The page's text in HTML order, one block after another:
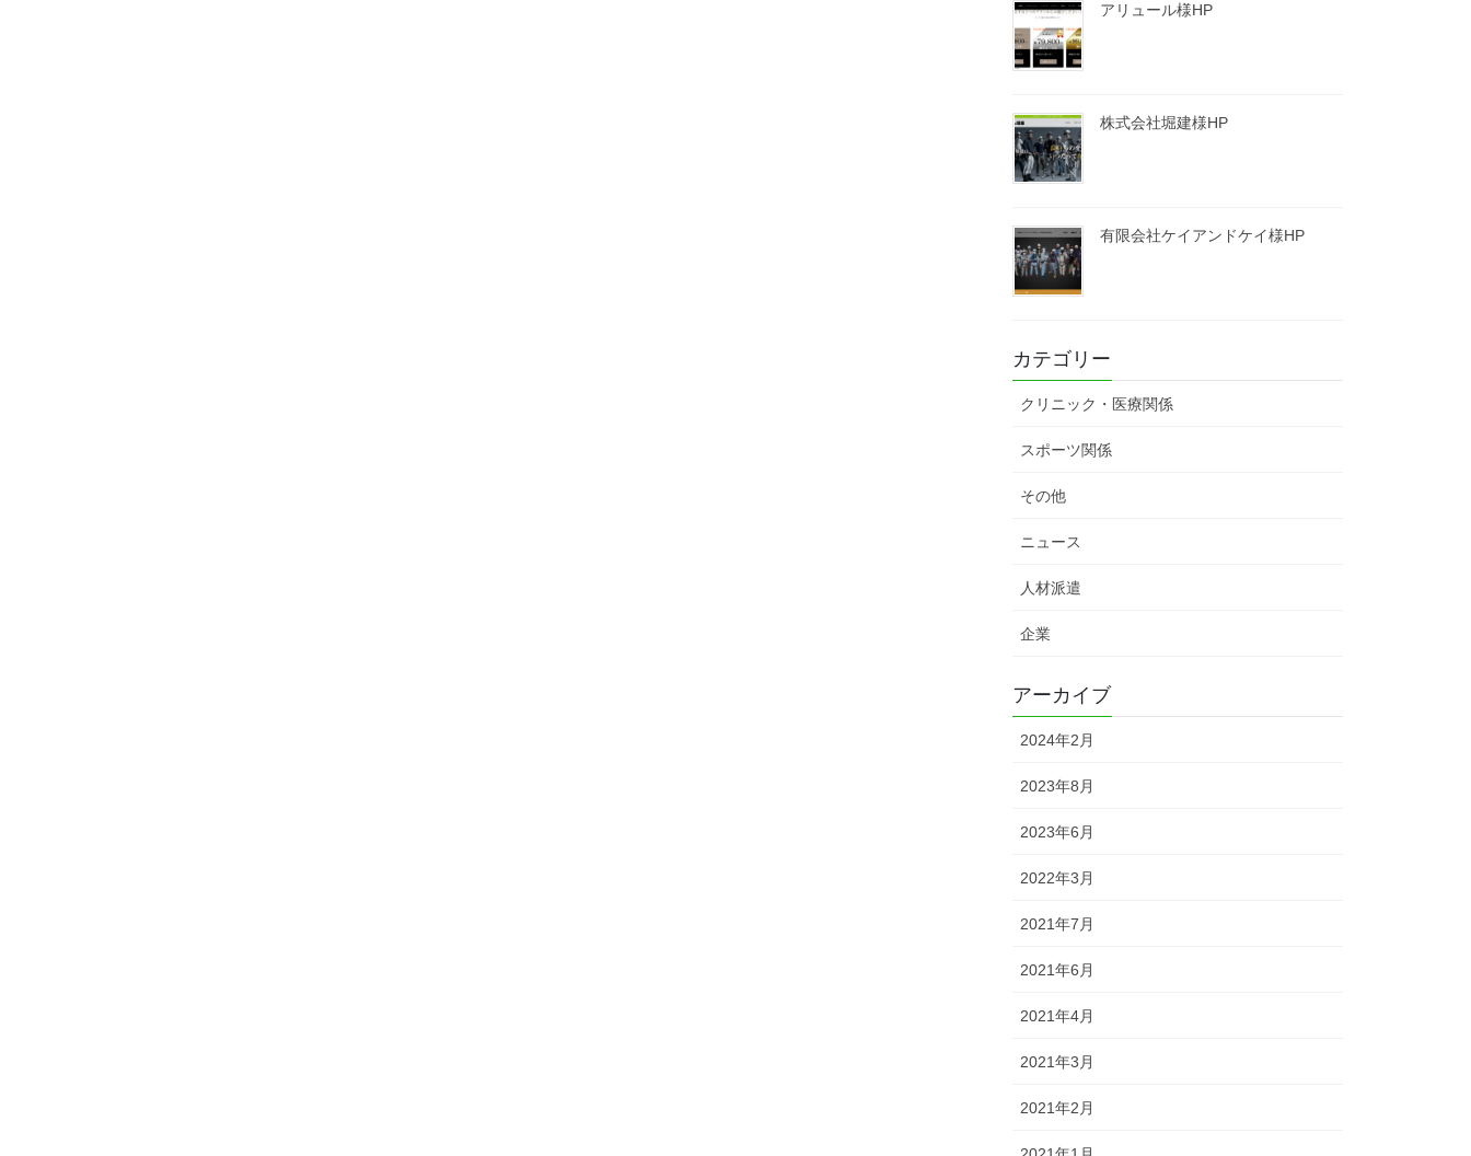
アリュール様HP
株式会社堀建様HP
有限会社ケイアンドケイ様HP
カテゴリー
クリニック・医療関係
スポーツ関係
その他
ニュース
人材派遣
企業
アーカイブ
2024年2月
2023年8月
2023年6月
2022年3月
2021年7月
2021年6月
2021年4月
2021年3月
2021年2月